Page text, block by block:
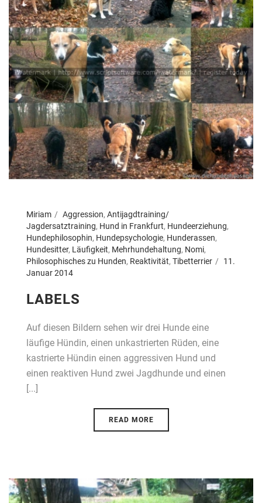
Miriam Aggression, Antijagdtraining/
Jagdersatztraining, Hund in Frankfurt, Hundeerziehung,
Hundephilosophin, Hundepsychologie, Hunderassen,
Hundesitter, Läufigkeit, Mehrhundehaltung, Nomi,
Philosophisches zu Hunden, Reaktivität, Tibetterrier
11.
Januar 2014
LABELS
Auf diesen Bildern sehen wir drei Hunde eine
läufige Hündin, einen unkastrierten Rüden, eine
kastrierte Hündin einen aggressiven Hund und
einen reaktiven Hund zwei Jagdhunde und einen
[...]
READ MORE